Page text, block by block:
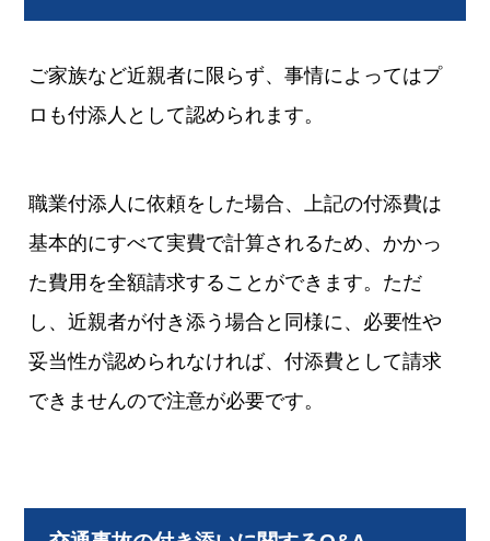
ご家族など近親者に限らず、事情によってはプ
ロも付添人として認められます。
職業付添人に依頼をした場合、上記の付添費は
基本的にすべて実費で計算されるため、かかっ
た費用を全額請求することができます。ただ
し、近親者が付き添う場合と同様に、必要性や
妥当性が認められなければ、付添費として請求
できませんので注意が必要です。